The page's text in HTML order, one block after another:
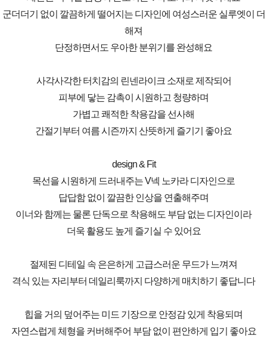
군더더기 없이 깔끔하게 떨어지는 디자인에 여성스러운 실루엣이 더
해져
단정하면서도 우아한 분위기를 완성해요
사각사각한 터치감의 린넨라이크 소재로 제작되어
피부에 닿는 감촉이 시원하고 청량하며
가볍고 쾌적한 착용감을 선사해
간절기부터 여름 시즌까지 산뜻하게 즐기기 좋아요
design & Fit
목선을 시원하게 드러내주는 V넥 노카라 디자인으로
답답함 없이 깔끔한 인상을 연출해주며
이너와 함께는 물론 단독으로 착용해도 부담 없는 디자인이라
더욱 활용도 높게 즐기실 수 있어요
절제된 디테일 속 은은하게 고급스러운 무드가 느껴져
격식 있는 자리부터 데일리룩까지 다양하게 매치하기 좋답니다
힙을 거의 덮어주는 미드 기장으로 안정감 있게 착용되며
자연스럽게 체형을 커버해주어 부담 없이 편안하게 입기 좋아요